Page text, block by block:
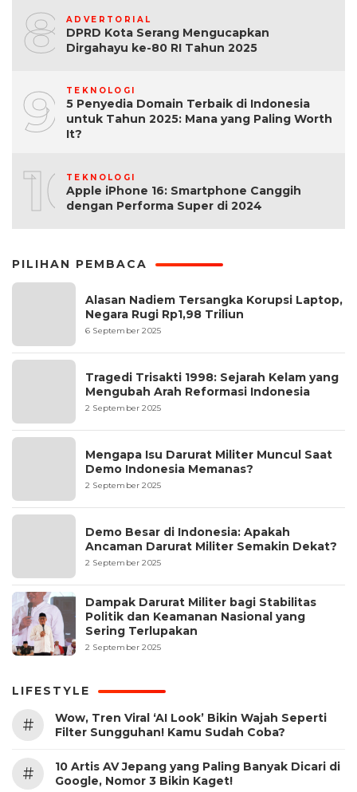
8 ADVERTORIAL
DPRD Kota Serang Mengucapkan
Dirgahayu ke-80 RI Tahun 2025
9 TEKNOLOGI
5 Penyedia Domain Terbaik di Indonesia
untuk Tahun 2025: Mana yang Paling Worth
It?
10TEKNOLOGI
Apple iPhone 16: Smartphone Canggih
dengan Performa Super di 2024
PILIHAN PEMBACA
Alasan Nadiem Tersangka Korupsi Laptop,
Negara Rugi Rp1,98 Triliun
6 September 2025
Tragedi Trisakti 1998: Sejarah Kelam yang
Mengubah Arah Reformasi Indonesia
2 September 2025
Mengapa Isu Darurat Militer Muncul Saat
Demo Indonesia Memanas?
2 September 2025
Demo Besar di Indonesia: Apakah
Ancaman Darurat Militer Semakin Dekat?
2 September 2025
Dampak Darurat Militer bagi Stabilitas
Politik dan Keamanan Nasional yang
Sering Terlupakan
2 September 2025
LIFESTYLE
#
Wow, Tren Viral ‘AI Look’ Bikin Wajah Seperti
Filter Sungguhan! Kamu Sudah Coba?
#
10 Artis AV Jepang yang Paling Banyak Dicari di
Google, Nomor 3 Bikin Kaget!